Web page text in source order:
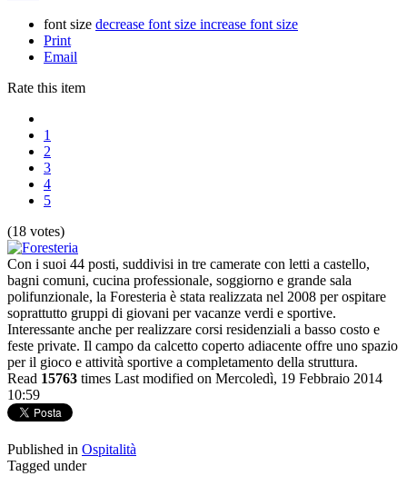
font size decrease font size increase font size
Print
Email
Rate this item
1
2
3
4
5
(18 votes)
Con i suoi 44 posti, suddivisi in tre camerate con letti a castello,
bagni comuni, cucina professionale, soggiorno e grande sala
polifunzionale, la Foresteria è stata realizzata nel 2008 per ospitare
soprattutto gruppi di giovani per vacanze verdi e sportive.
Interessante anche per realizzare corsi residenziali a basso costo e
feste private. Il campo da calcetto coperto adiacente offre uno spazio
per il gioco e attività sportive a completamento della struttura.
Read 15763 times Last modified on Mercoledì, 19 Febbraio 2014
10:59
Published in Ospitalità
Tagged under